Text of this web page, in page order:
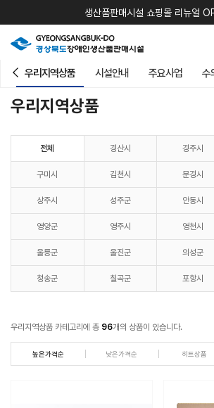
생산품판매시설 쇼핑몰 리뉴얼
우리지역상품 시설안내 주요사업 수
우리지역상품
전체 경산시 경주시
구미시 김천시 문경시
상주시 성주군 안동시
영양군 영주시 영천시
울릉군 울진군 의성군
청송군 칠곡군 포항시
우리지역상품 카테고리에 총 96개의 상품이 있습니다.
높은가격순 낮은가격순 히트상품